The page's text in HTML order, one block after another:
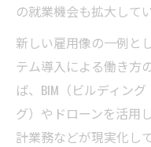
の就業機会も拡大してい
新しい雇用像の一例と
テム導入による働き方
ば、BIM（ビルディン
グ）やドローンを活用
計業務などが現実化し